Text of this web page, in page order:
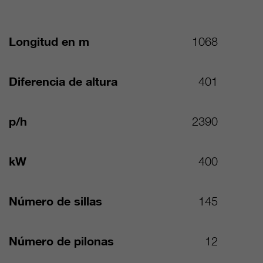
Longitud en m 1068
Diferencia de altura 401
p/h 2390
kW 400
Número de sillas 145
Número de pilonas 12